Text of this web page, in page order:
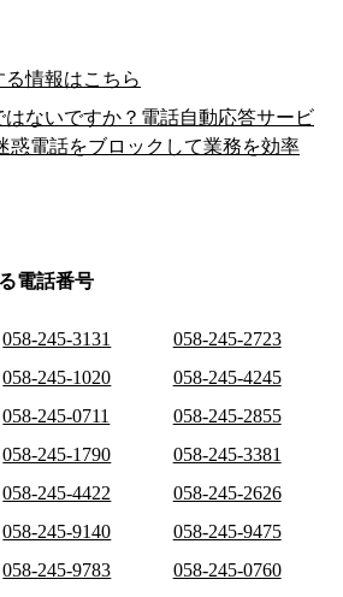
情報はこちら
ないですか？電話自動応答サービ
惑電話をブロックして業務を効率
電話番号
058-245-3131
058-245-2723
058-245-1020
058-245-4245
058-245-0711
058-245-2855
058-245-1790
058-245-3381
058-245-4422
058-245-2626
058-245-9140
058-245-9475
058-245-9783
058-245-0760